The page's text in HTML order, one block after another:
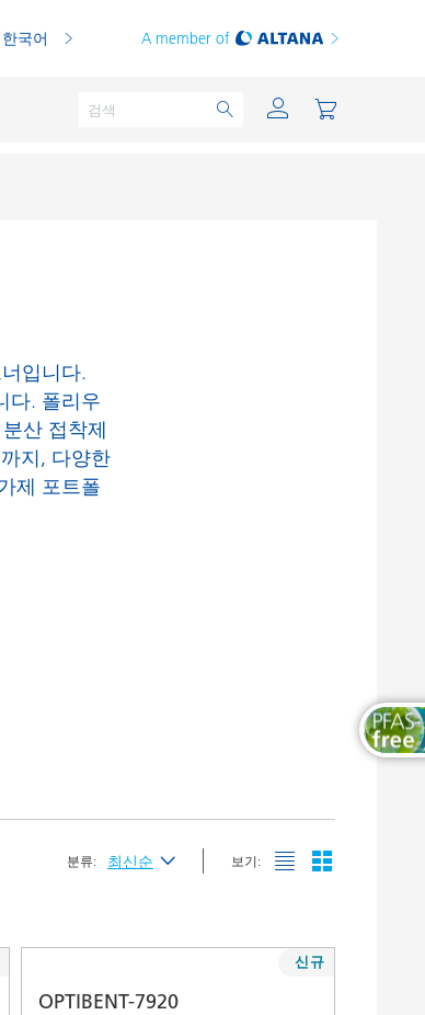
국어 A member of
PVC 플라스티졸
열가소성 수지
열경화성 수지
입니다.
다. 폴리우
산 접착제
지, 다양한
제 포트폴
분류: 최신순 보기:
OPTIBENT-7920
신규